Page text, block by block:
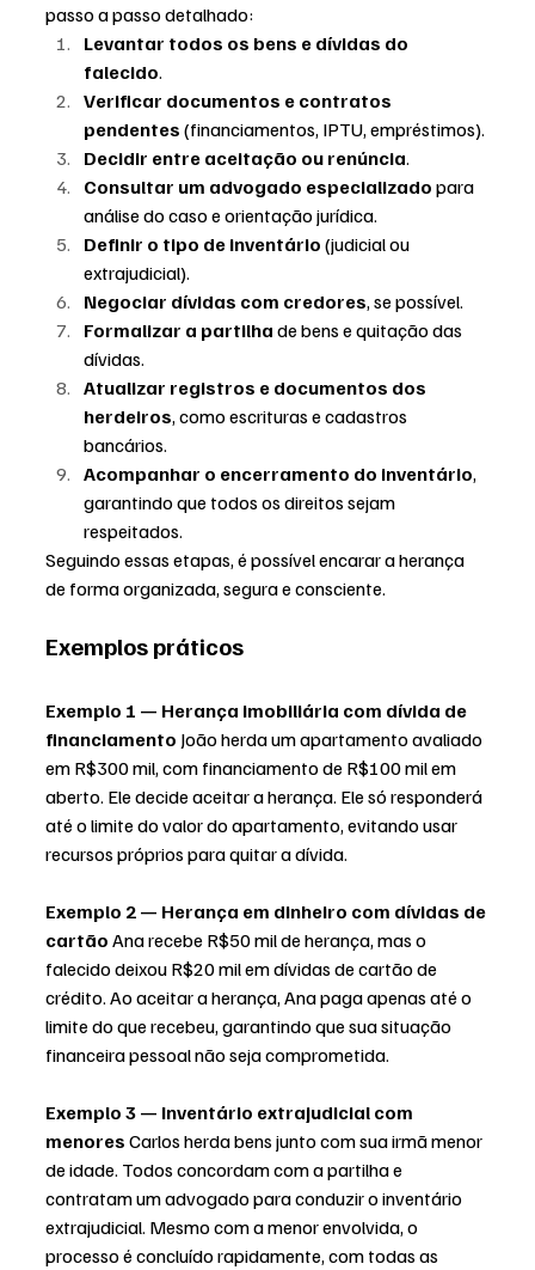
passo a passo detalhado:
Levantar todos os bens e dívidas do
falecido.
Verificar documentos e contratos
pendentes (financiamentos, IPTU, empréstimos).
Decidir entre aceitação ou renúncia.
Consultar um advogado especializado para
análise do caso e orientação jurídica.
Definir o tipo de inventário (judicial ou
extrajudicial).
Negociar dívidas com credores, se possível.
Formalizar a partilha de bens e quitação das
dívidas.
Atualizar registros e documentos dos
herdeiros, como escrituras e cadastros
bancários.
Acompanhar o encerramento do inventário,
garantindo que todos os direitos sejam
respeitados.
Seguindo essas etapas, é possível encarar a herança
de forma organizada, segura e consciente.
Exemplos práticos
Exemplo 1 — Herança imobiliária com dívida de
financiamento João herda um apartamento avaliado
em R$300 mil, com financiamento de R$100 mil em
aberto. Ele decide aceitar a herança. Ele só responderá
até o limite do valor do apartamento, evitando usar
recursos próprios para quitar a dívida.
Exemplo 2 — Herança em dinheiro com dívidas de
cartão Ana recebe R$50 mil de herança, mas o
falecido deixou R$20 mil em dívidas de cartão de
crédito. Ao aceitar a herança, Ana paga apenas até o
limite do que recebeu, garantindo que sua situação
financeira pessoal não seja comprometida.
Exemplo 3 — Inventário extrajudicial com
menores Carlos herda bens junto com sua irmã menor
de idade. Todos concordam com a partilha e
contratam um advogado para conduzir o inventário
extrajudicial. Mesmo com a menor envolvida, o
processo é concluído rapidamente, com todas as